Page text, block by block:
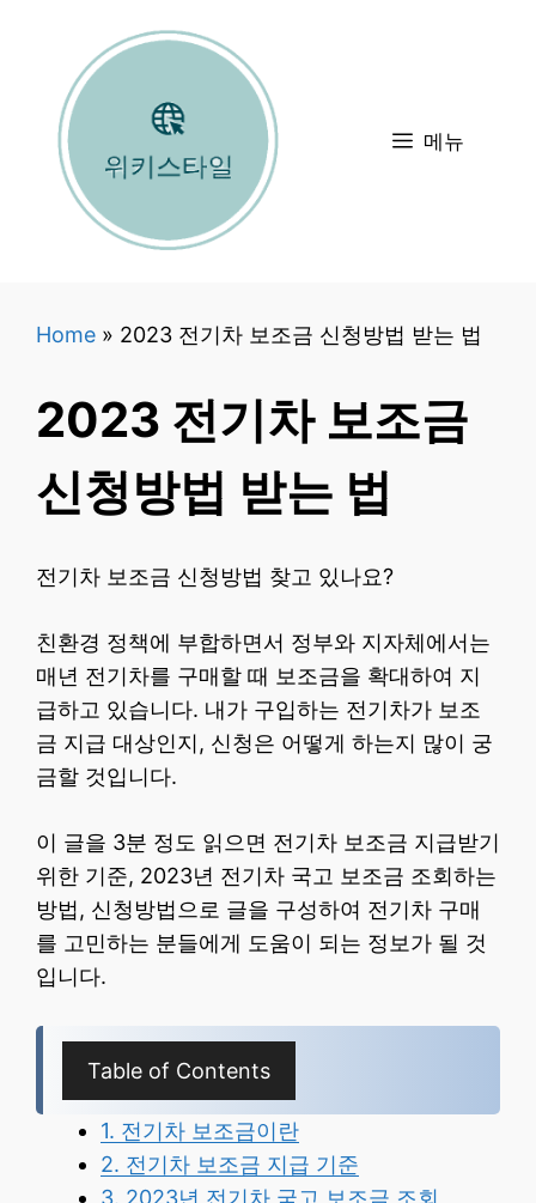
메뉴
Home » 2023 전기차 보조금 신청방법 받는 법
2023 전기차 보조금
신청방법 받는 법
전기차 보조금 신청방법 찾고 있나요?
친환경 정책에 부합하면서 정부와 지자체에서는
매년 전기차를 구매할 때 보조금을 확대하여 지
급하고 있습니다. 내가 구입하는 전기차가 보조
금 지급 대상인지, 신청은 어떻게 하는지 많이 궁
금할 것입니다.
이 글을 3분 정도 읽으면 전기차 보조금 지급받기
위한 기준, 2023년 전기차 국고 보조금 조회하는
방법, 신청방법으로 글을 구성하여 전기차 구매
를 고민하는 분들에게 도움이 되는 정보가 될 것
입니다.
Table of Contents
1. 전기차 보조금이란
2. 전기차 보조금 지급 기준